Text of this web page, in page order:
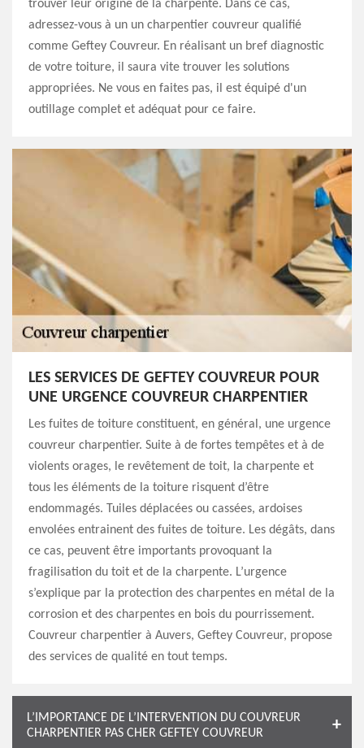
trouver leur origine de la charpente. Dans ce cas,
adressez-vous à un un charpentier couvreur qualifié
comme Geftey Couvreur. En réalisant un bref diagnostic
de votre toiture, il saura vite trouver les solutions
appropriées. Ne vous en faites pas, il est équipé d'un
outillage complet et adéquat pour ce faire.
LES SERVICES DE GEFTEY COUVREUR POUR
UNE URGENCE COUVREUR CHARPENTIER
Les fuites de toiture constituent, en général, une urgence
couvreur charpentier. Suite à de fortes tempêtes et à de
violents orages, le revêtement de toit, la charpente et
tous les éléments de la toiture risquent d’être
endommagés. Tuiles déplacées ou cassées, ardoises
envolées entrainent des fuites de toiture. Les dégâts, dans
ce cas, peuvent être importants provoquant la
fragilisation du toit et de la charpente. L’urgence
s’explique par la protection des charpentes en métal de la
corrosion et des charpentes en bois du pourrissement.
Couvreur charpentier à Auvers, Geftey Couvreur, propose
des services de qualité en tout temps.
L’IMPORTANCE DE L’INTERVENTION DU COUVREUR
CHARPENTIER PAS CHER GEFTEY COUVREUR